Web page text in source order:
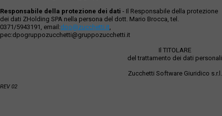
Responsabile della protezione dei dati - Il Responsabile della protezione
dei dati ZHolding SPA nella persona del dott. Mario Brocca, tel.
0371/5943191, email:dpo@zucchetti.it,
pec:dpogruppozucchetti@gruppozucchetti.it
Il TITOLARE
del trattamento dei dati personali
Zucchetti Software Giuridico s.r.l.
REV 02